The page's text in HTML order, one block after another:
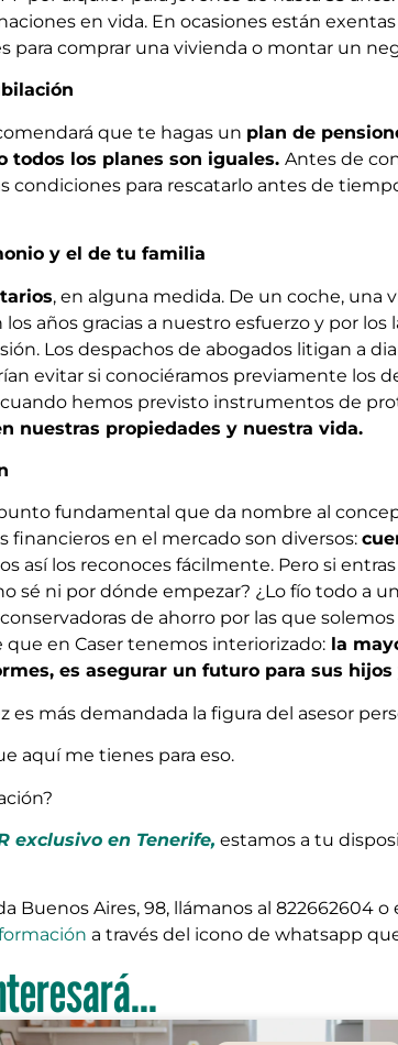
en vida. En ocasiones están
para comprar una vivienda o montar un
que te hagas un plan de
todos los planes son iguales. Antes de
condiciones para rescatarlo antes de
y el de tu familia
, en alguna medida. De un coche, una
años gracias a nuestro esfuerzo y por
Los despachos de abogados litigan a
evitar si conociéramos previamente los
hemos previsto instrumentos de
nuestras propiedades y nuestra vida.
fundamental que da nombre al
financieros en el mercado son diversos:
así los reconoces fácilmente. Pero si
sé ni por dónde empezar? ¿Lo fío todo a
de ahorro por las que
en Caser tenemos interiorizado: la
es asegurar un futuro para sus hijos
es más demandada la figura del asesor
aquí me tienes para eso.
exclusivo en Tenerife, estamos a tu
Buenos Aires, 98, llámanos al 822662604
a través del icono de whatsapp